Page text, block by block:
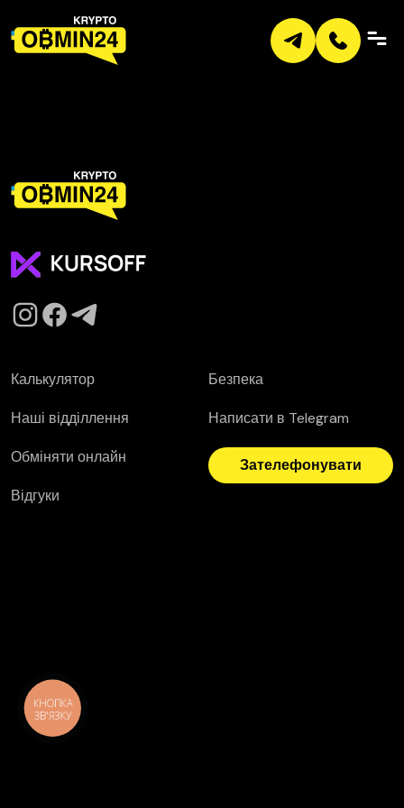
Калькулятор
Наші відділлення
Обміняти онлайн
Відгуки
Безпека
Написати в Telegram
Зателефонувати
КНОПКА
ЗВ'ЯЗКУ